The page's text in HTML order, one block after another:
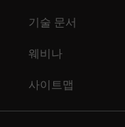
기술 문서
웨비나
사이트맵